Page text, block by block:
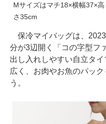
Mサイズはマチ18×横幅37×高
さ35cm
保冷マイバッグは、
分が3辺開く「コの字型フ
出し入れしやすい自立タ
広く、お肉やお魚のパッ
う。